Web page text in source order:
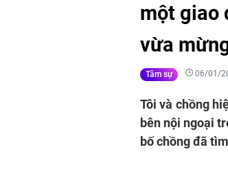
một giao
vừa
Tâm sự 06/01/
Tôi và chồng
bên nội ngoại
bố chồng đã